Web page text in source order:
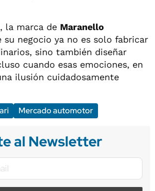
la marca de Maranello
su negocio ya no es solo fabricar
sino también diseñar
cuando esas emociones, en
ilusión cuidadosamente
Mercado automotor
al Newsletter